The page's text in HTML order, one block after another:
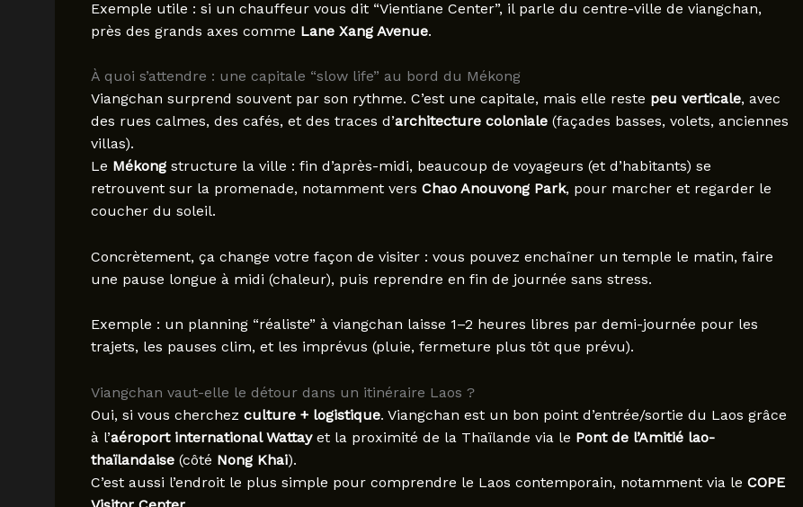
Exemple utile : si un chauffeur vous dit “Vientiane Center”, il parle du centre-ville de viangchan,
près des grands axes comme Lane Xang Avenue.
À quoi s’attendre : une capitale “slow life” au bord du Mékong
Viangchan surprend souvent par son rythme. C’est une capitale, mais elle reste peu verticale, avec
des rues calmes, des cafés, et des traces d’architecture coloniale(façades basses, volets, anciennes
villas).
Le Mékongstructure la ville : fin d’après-midi, beaucoup de voyageurs (et d’habitants) se
retrouvent sur la promenade, notamment vers Chao Anouvong Park, pour marcher et regarder le
coucher du soleil.
Concrètement, ça change votre façon de visiter : vous pouvez enchaîner un temple le matin, faire
une pause longue à midi (chaleur), puis reprendre en fin de journée sans stress.
Exemple : un planning “réaliste” à viangchan laisse 1–2 heures libres par demi-journée pour les
trajets, les pauses clim, et les imprévus (pluie, fermeture plus tôt que prévu).
Viangchan vaut-elle le détour dans un itinéraire Laos ?
Oui, si vous cherchez culture + logistique. Viangchan est un bon point d’entrée/sortie du Laos grâce
à l’aéroport international Wattayet la proximité de la Thaïlande via le Pont de l’Amitié lao-
thaïlandaise(côté Nong Khai).
C’est aussi l’endroit le plus simple pour comprendre le Laos contemporain, notamment via le COPE